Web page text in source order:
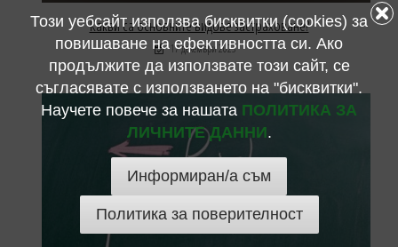
Какви са основните видове застраховане?
17 декември 2023
Този уебсайт използва бисквитки (cookies) за
повишаване на ефективността си. Ако
продължите да използвате този сайт, се
съгласявате с използването на "бисквитки".
Научете повече за нашата ПОЛИТИКА ЗА
ЛИЧНИТЕ ДАННИ.
Информиран/а съм
Политика за поверителност